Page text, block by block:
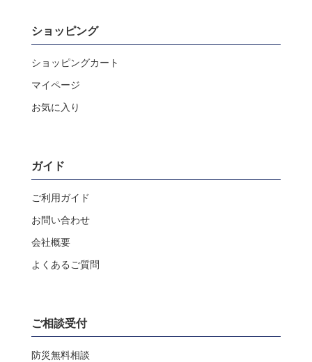
ショッピング
ショッピングカート
マイページ
お気に入り
ガイド
ご利用ガイド
お問い合わせ
会社概要
よくあるご質問
ご相談受付
防災無料相談